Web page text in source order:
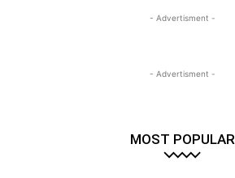
- Advertisment -
- Advertisment -
MOST POPULAR